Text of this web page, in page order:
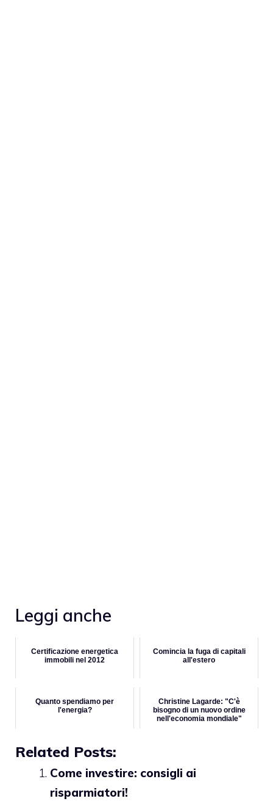
Leggi anche
Certificazione energetica
immobili nel 2012
Comincia la fuga di capitali
all'estero
Quanto spendiamo per
l'energia?
Christine Lagarde: "C'è
bisogno di un nuovo ordine
nell'economia mondiale"
Related Posts:
Come investire: consigli ai
risparmiatori!